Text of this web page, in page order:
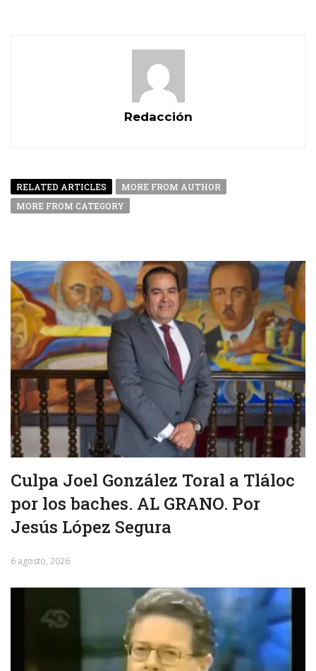
Redacción
RELATED ARTICLES
MORE FROM AUTHOR
MORE FROM CATEGORY
Culpa Joel González Toral a Tláloc
por los baches. AL GRANO. Por
Jesús López Segura
6 agosto, 2026